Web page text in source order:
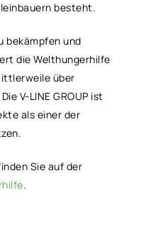
besteht.
bekämpfen und
die Welthungerhilfe
über
V-LINE GROUP ist
als einer der
Sie auf der
.